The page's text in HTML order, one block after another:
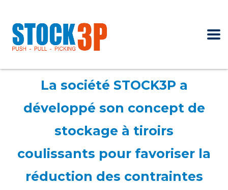
La société STOCK3P a
développé son concept de
stockage à tiroirs
coulissants pour favoriser la
réduction des contraintes